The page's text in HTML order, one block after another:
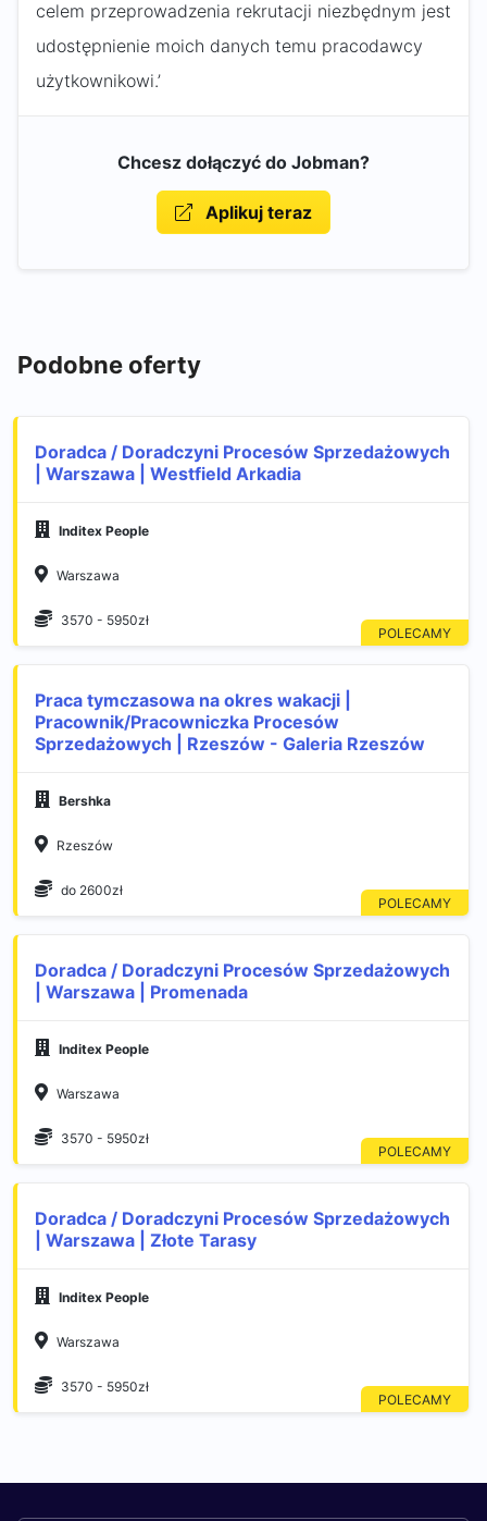
celem przeprowadzenia rekrutacji niezbędnym jest
udostępnienie moich danych temu pracodawcy
użytkownikowi.’
Chcesz dołączyć do Jobman?
Aplikuj teraz
Podobne oferty
Doradca / Doradczyni Procesów Sprzedażowych
| Warszawa | Westfield Arkadia
Inditex People
Warszawa
3570 - 5950zł
Praca tymczasowa na okres wakacji |
Pracownik/Pracowniczka Procesów
Sprzedażowych | Rzeszów - Galeria Rzeszów
Bershka
Rzeszów
do 2600zł
Doradca / Doradczyni Procesów Sprzedażowych
| Warszawa | Promenada
Inditex People
Warszawa
3570 - 5950zł
Doradca / Doradczyni Procesów Sprzedażowych
| Warszawa | Złote Tarasy
Inditex People
Warszawa
3570 - 5950zł